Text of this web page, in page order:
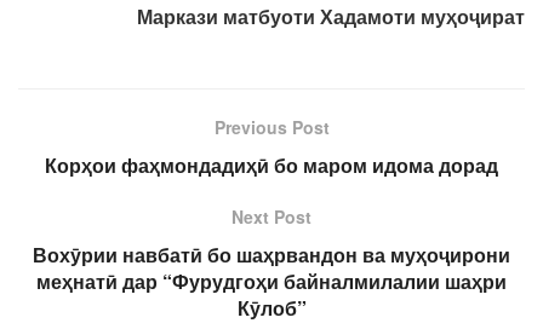
Маркази матбуоти Хадамоти муҳоҷират
Previous Post
Корҳои фаҳмондадиҳӣ бо маром идома дорад
Next Post
Вохӯрии навбатӣ бо шаҳрвандон ва муҳоҷирони
меҳнатӣ дар “Фурудгоҳи байналмилалии шаҳри
Кӯлоб”